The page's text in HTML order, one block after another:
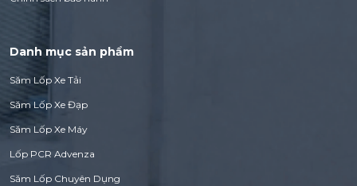
Danh mục sản phẩm
Săm Lốp Xe Tải
Săm Lốp Xe Đạp
Săm Lốp Xe Máy
Lốp PCR Advenza
Săm Lốp Chuyên Dụng